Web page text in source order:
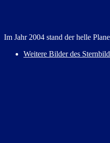
Im Jahr 2004 stand der helle
Weitere Bilder des